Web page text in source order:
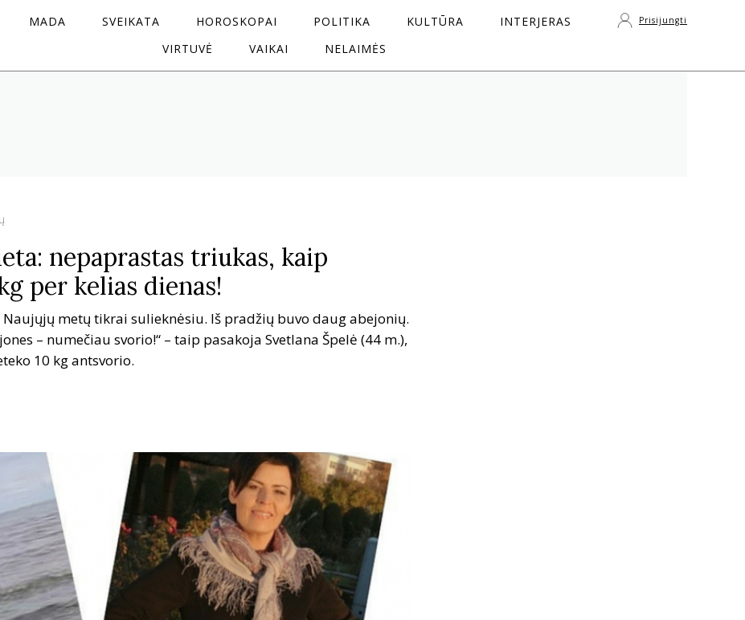
MADA SVEIKATA HOROSKOPAI POLITIKA KULTŪRA
INTERJERAS
VIRTUVĖ
VAIKAI NELAIMĖS
Prisijungti
nepaprastas triukas, kaip
per kelias dienas!
Naujųjų metų tikrai sulieknėsiu. Iš pradžių buvo daug abejonių.
– numečiau svorio!“ – taip pasakoja Svetlana Špelė (44 m.),
10 kg antsvorio.